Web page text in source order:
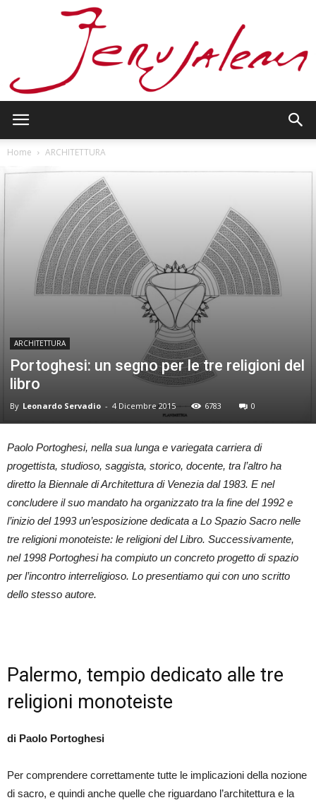
Home ARCHITETTURA
ARCHITETTURA
Portoghesi: un segno per le tre religioni del
libro
By Leonardo Servadio - 4 Dicembre 2015 6783 0
Paolo Portoghesi, nella sua lunga e variegata carriera di
progettista, studioso, saggista, storico, docente, tra l’altro ha
diretto la Biennale di Architettura di Venezia dal 1983. E nel
concludere il suo mandato ha organizzato tra la fine del 1992 e
l’inizio del 1993 un’esposizione dedicata a Lo Spazio Sacro nelle
tre religioni monoteiste: le religioni del Libro. Successivamente,
nel 1998 Portoghesi ha compiuto un concreto progetto di spazio
per l’incontro interreligioso. Lo presentiamo qui con uno scritto
dello stesso autore.
Palermo, tempio dedicato alle tre
religioni monoteiste
di Paolo Portoghesi
Per comprendere correttamente tutte le implicazioni della nozione
di sacro, e quindi anche quelle che riguardano l’architettura e la